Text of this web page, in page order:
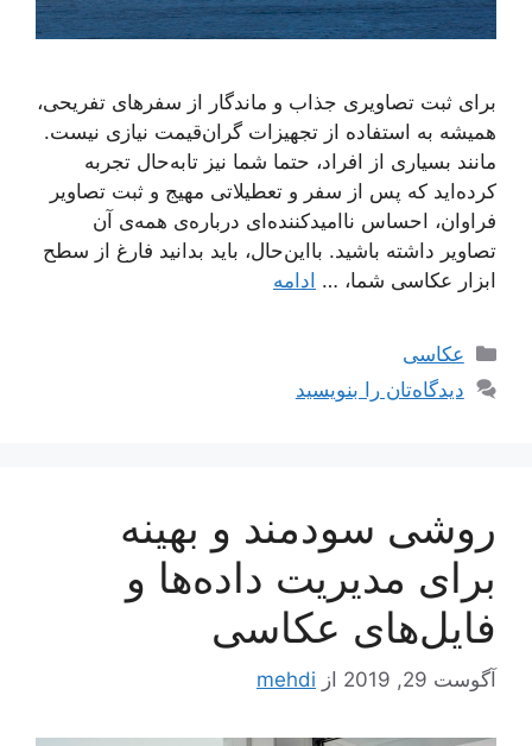
برای ثبت تصاویری جذاب و ماندگار از سفرهای تفریحی،
همیشه به استفاده از تجهیزات گران‌قیمت نیازی نیست.
مانند بسیاری از افراد، حتما شما نیز تابه‌حال تجربه
کرده‌اید که پس از سفر و تعطیلاتی مهیج و ثبت تصاویر
فراوان، احساس ناامیدکننده‌ای درباره‌ی همه‌ی آن
تصاویر داشته باشید. بااین‌حال، باید بدانید فارغ از سطح
ابزار عکاسی شما، … ادامه
دسته‌ها
عکاسی
دیدگاه‌تان را بنویسید
روشی سودمند و بهینه
برای مدیریت داده‌ها و
فایل‌های عکاسی
آگوست 29, 2019 از mehdi